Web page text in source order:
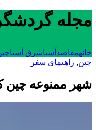
مجله
خانهمقاصد آسیاشرق آسیا
چین, راهنمای سفر
شهر ممنوعه چین